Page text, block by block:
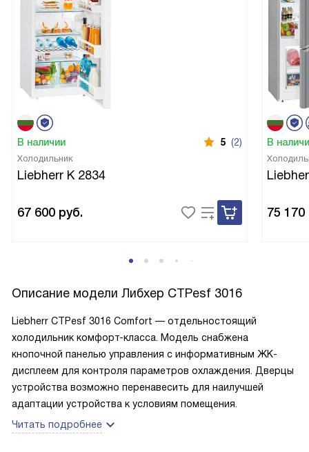
В наличии 5 (2)
Холодильник
Liebherr K 2834
67 600 руб.
В
75 170
Описание модели Либхер CTPesf 3016
Liebherr CTPesf 3016 Comfort — отдельностоящий
холодильник комфорт-класса. Модель снабжена
кнопочной панелью управления с информативным ЖК-
дисплеем для контроля параметров охлаждения. Дверцы
устройства возможно перенавесить для наилучшей
адаптации устройства к условиям помещения.
Читать подробнее